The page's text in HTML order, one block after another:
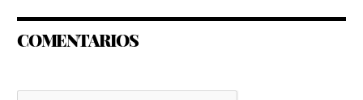
COMENTARIOS